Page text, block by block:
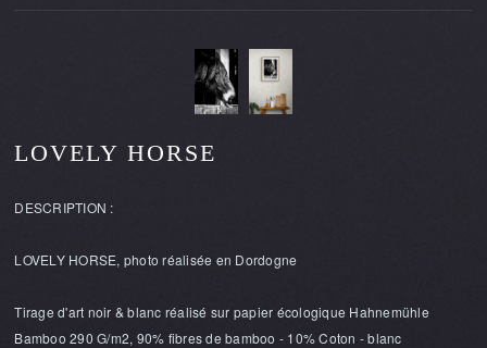
LOVELY HORSE
DESCRIPTION :
LOVELY HORSE, photo réalisée en Dordogne
Tirage d'art noir & blanc réalisé sur papier écologique Hahnemühle
Bamboo 290 G/m2, 90% fibres de bamboo - 10% Coton - blanc